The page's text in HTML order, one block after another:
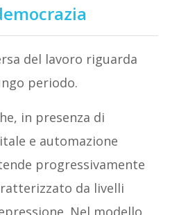
del lavoro riguarda
periodo.
in presenza di
e automazione
progressivamente
da livelli
Nel modello